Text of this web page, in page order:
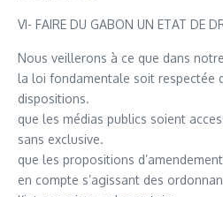
VI- FAIRE DU GABON UN ETAT DE
Nous veillerons à ce que dans
la loi fondamentale soit respectée
dispositions.
que les médias publics soient
sans exclusive.
que les propositions
en compte s’agissant des